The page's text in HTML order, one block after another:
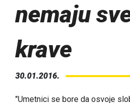
nemaju
krave
30.01.2016.
"Umetnici se bore da osvoje